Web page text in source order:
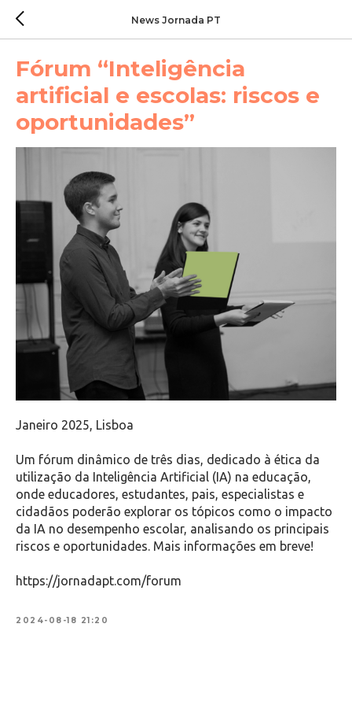
News Jornada PT
Fórum “Inteligência
artificial e escolas: riscos e
oportunidades”
Janeiro 2025, Lisboa
Um fórum dinâmico de três dias, dedicado à ética da
utilização da Inteligência Artificial (IA) na educação,
onde educadores, estudantes, pais, especialistas e
cidadãos poderão explorar os tópicos como o impacto
da IA no desempenho escolar, analisando os principais
riscos e oportunidades. Mais informações em breve!
https://jornadapt.com/forum
2024-08-18 21:20